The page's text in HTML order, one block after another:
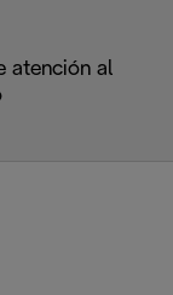
atención al